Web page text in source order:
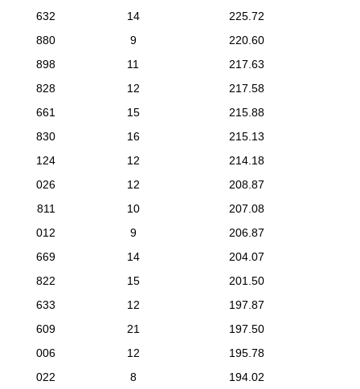
632
14
225.72
880
9
220.60
898
11
217.63
828
12
217.58
661
15
215.88
830
16
215.13
124
12
214.18
026
12
208.87
811
10
207.08
012
9
206.87
669
14
204.07
822
15
201.50
633
12
197.87
609
21
197.50
006
12
195.78
022
8
194.02